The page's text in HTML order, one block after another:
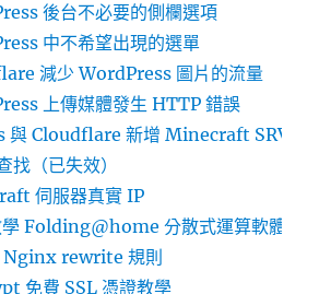
後台不必要的側欄選項
中不希望出現的選單
減少 WordPress 圖片的流量
上傳媒體發生 HTTP 錯誤
與 Cloudflare 新增 Minecraft SRV 紀
找（已失效）
伺服器真實 IP
Folding@home 分散式運算軟體
rewrite 規則
免費 SSL 憑證教學